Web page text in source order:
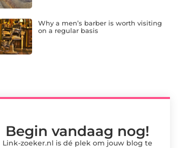
Why a men’s barber is worth visiting
on a regular basis
Begin vandaag nog!
Link-zoeker.nl is dé plek om jouw blog te